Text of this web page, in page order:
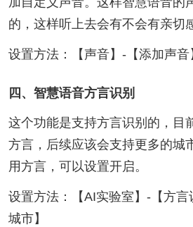
的，这样听上去会有不会有亲切
设置方法：【声音】-【添加声音
四、智慧语音方言识别
这个功能是支持方言识别的，目
方言，后续应该会支持更多的城
用方言，可以设置开启。
设置方法：【AI实验室】-【方
城市】